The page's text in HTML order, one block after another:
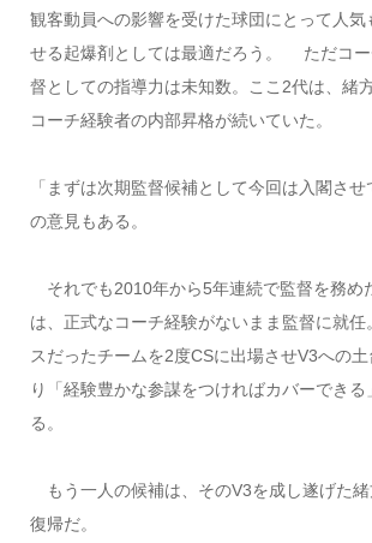
観客動員への影響を受けた球団にとって人気
せる起爆剤としては最適だろう。 ただコー
督としての指導力は未知数。ここ2代は、緒
コーチ経験者の内部昇格が続いていた。
「まずは次期監督候補として今回は入閣さ
の意見もある。
それでも2010年から5年連続で監督を務め
は、正式なコーチ経験がないまま監督に就任
スだったチームを2度CSに出場させV3への
り「経験豊かな参謀をつければカバーできる
る。
もう一人の候補は、そのV3を成し遂げた
復帰だ。